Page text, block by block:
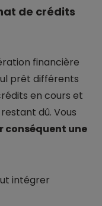
de crédits
financière
prêt différents
en cours et
dû. Vous
conséquent une
intégrer